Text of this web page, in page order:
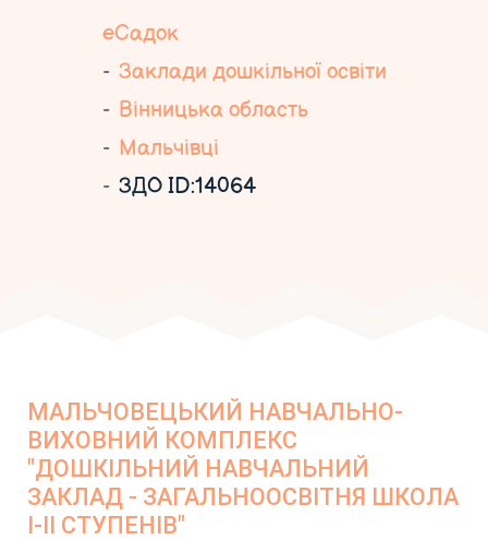
еСадок
Заклади дошкільної освіти
Вінницька область
Мальчівці
ЗДО ID:14064
МАЛЬЧОВЕЦЬКИЙ НАВЧАЛЬНО-
ВИХОВНИЙ КОМПЛЕКС
"ДОШКІЛЬНИЙ НАВЧАЛЬНИЙ
ЗАКЛАД - ЗАГАЛЬНООСВІТНЯ ШКОЛА
І-ІІ СТУПЕНІВ"